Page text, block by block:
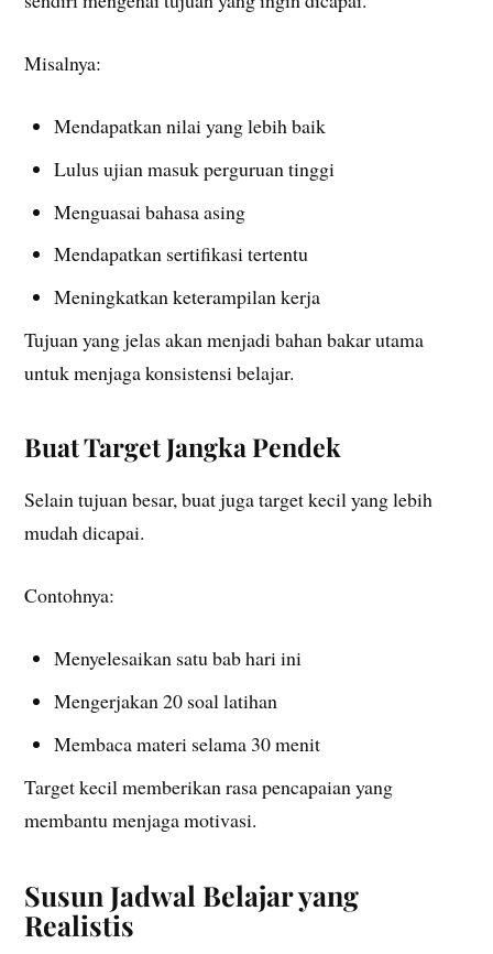
Misalnya:
Mendapatkan nilai yang lebih baik
Lulus ujian masuk perguruan tinggi
Menguasai bahasa asing
Mendapatkan sertifikasi tertentu
Meningkatkan keterampilan kerja
Tujuan yang jelas akan menjadi bahan bakar utama
untuk menjaga konsistensi belajar.
Buat Target Jangka Pendek
Selain tujuan besar, buat juga target kecil yang lebih
mudah dicapai.
Contohnya:
Menyelesaikan satu bab hari ini
Mengerjakan 20 soal latihan
Membaca materi selama 30 menit
Target kecil memberikan rasa pencapaian yang
membantu menjaga motivasi.
Susun Jadwal Belajar yang
Realistis